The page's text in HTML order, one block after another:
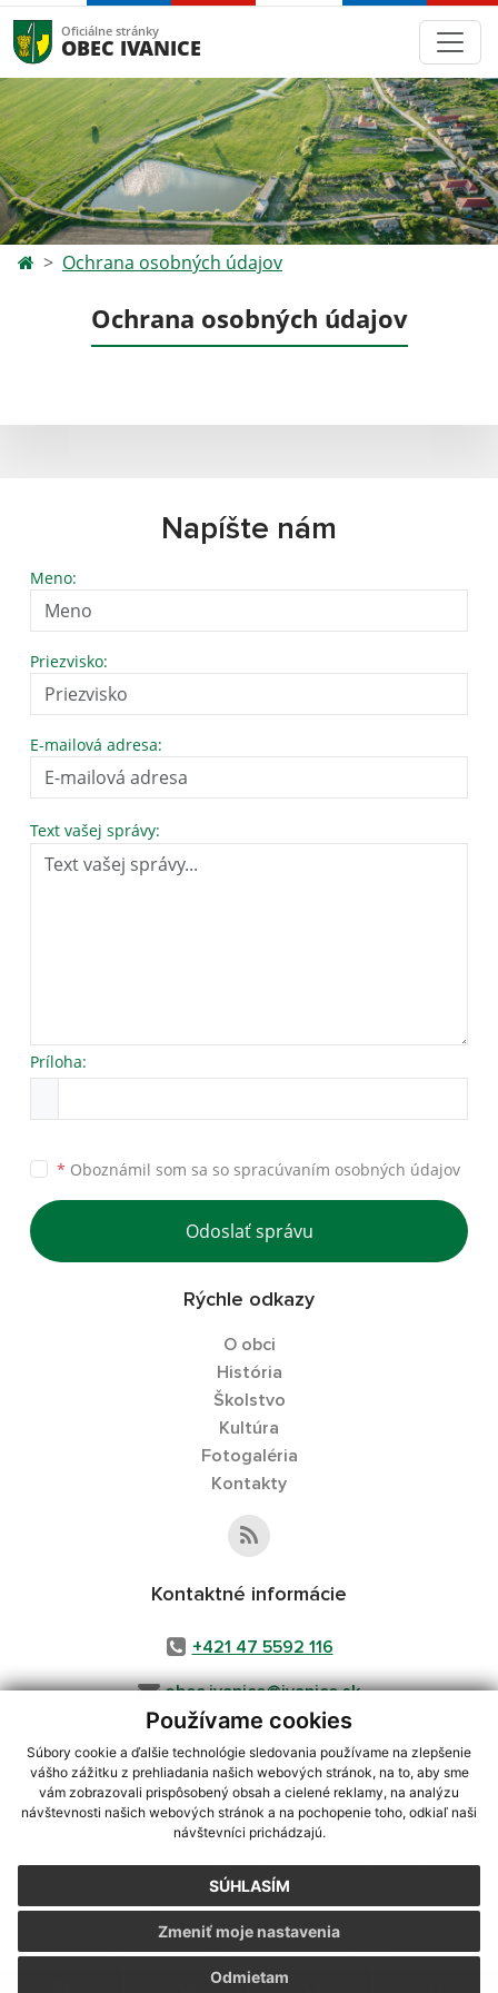
Používame cookies
Súbory cookie a ďalšie technológie sledovania používame na zlepšenie
vášho zážitku z prehliadania našich webových stránok, na to, aby sme
vám zobrazovali prispôsobený obsah a cielené reklamy, na analýzu
návštevnosti našich webových stránok a na pochopenie toho, odkiaľ naši
návštevníci prichádzajú.
SÚHLASÍM
Odmietam
Zmeniť moje nastavenia
Oficiálne stránky
OBEC IVANICE
Ochrana osobných údajov
Ochrana osobných údajov
Napíšte nám
Meno:
Priezvisko:
E-mailová adresa:
Text vašej správy:
Príloha:
* Oboznámil som sa so spracúvaním osobných údajov
Odoslať správu
Rýchle odkazy
O obci
História
Školstvo
Kultúra
Fotogaléria
Kontakty
Kontaktné informácie
+421 47 5592 116
obec.ivanice@ivanice.sk
využite možnosť získavania aktuálnych informácií s využitím RSS
CMS systém (redakčný) systém ECHELON 2,Mapa stránok,web portál
webex.digital, s.r.o.,domény,registrácia domény
Posledná aktualizácia:03.08.2026
Vytlačiť stránku|Vyhlásenie o prístupnosti